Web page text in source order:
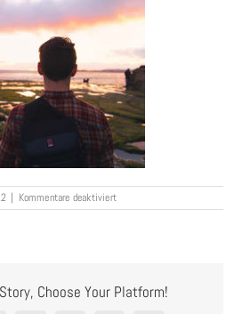
| Kommentare deaktiviertfür
newspaper_bg2.jpg
Choose Your Platform!